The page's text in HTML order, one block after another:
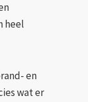
heel
en
wat er